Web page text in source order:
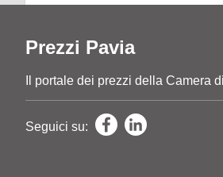
Prezzi Pavia
Il portale dei prezzi della Camera
Seguici su: